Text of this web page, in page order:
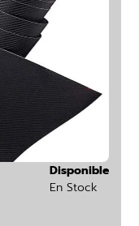
Disponible
En Stock